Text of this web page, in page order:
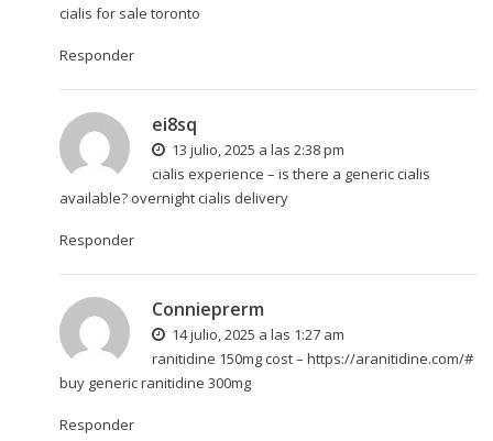
cialis for sale toronto
Responder
ei8sq
13 julio, 2025 a las 2:38 pm
cialis experience – is there a generic cialis
available?overnight cialis delivery
Responder
Connieprerm
14 julio, 2025 a las 1:27 am
ranitidine 150mg cost – https://aranitidine.com/#
buy generic ranitidine 300mg
Responder